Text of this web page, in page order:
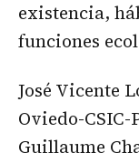
existencia,
funciones
José Vicente
Oviedo-
Guillaume